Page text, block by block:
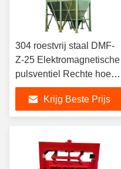
304 roestvrij staal DMF-
Z-25 Elektromagnetische
pulsventiel Rechte hoek
zak stofverzamelaar
Solenoïde klep
Krijg Beste Prijs